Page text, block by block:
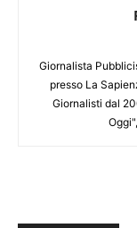
Giornalista
presso La
Giornalisti dal